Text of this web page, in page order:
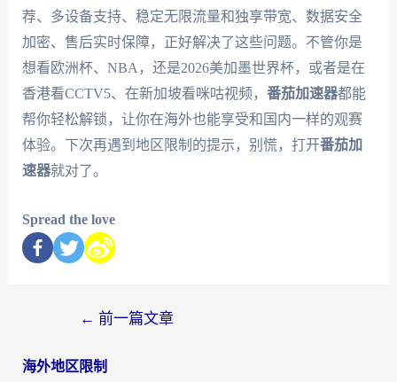
荐、多设备支持、稳定无限流量和独享带宽、数据安全
加密、售后实时保障，正好解决了这些问题。不管你是
想看欧洲杯、NBA，还是2026美加墨世界杯，或者是在
香港看CCTV5、在新加坡看咪咕视频， 番茄加速器都能
帮你轻松解锁，让你在海外也能享受和国内一样的观赛
体验。下次再遇到地区限制的提示，别慌，打开番茄加
速器就对了。
Spread the love
← 前一篇文章
海外地区限制